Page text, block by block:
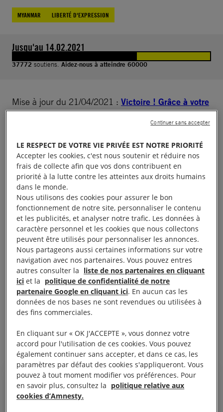
MYANMAR LIBERTÉ D'EXPRESSION
Jusqu'au 14.02.2021
37772 soutiens. Aidez-nous à atteindre 60000
Mise à jour du 21/04/2021 : Victoire ! Grâce à votre
Peacock Generation est un groupe de jeunes connu
pour ses représentations de thangyat, un art
traditionnel du Myanmar qui mêle poésie, comédie,
danse et musique pour aborder des questions
sociales. En 2019, Paing Phyo Min, 23 ans, et
d’autres membres du groupe ont joué des pièces où
ils critiquaient l’armée. Pour avoir librement exprimé
ses opinions par la poésie, Paing Phyo Min purge
actuellement une peine de six ans
d’emprisonnement dans une prison surpeuplée.
Cet art de la scène ne représente pas un danger
doit être garantie !
LE RESPECT DE VOTRE VIE PRIVÉE EST NOTRE PRIORITÉ
Accepter les cookies, c'est nous soutenir et réduire nos
frais de collecte afin que vos dons contribuent en
priorité à la lutte contre les atteintes aux droits humains
dans le monde.
Nous utilisons des cookies pour assurer le bon
fonctionnement de notre site, personnaliser le contenu
et les publicités, et analyser notre trafic. Les données à
caractère personnel et les cookies que nous collectons
peuvent être utilisés pour personnaliser les annonces.
Nous partageons aussi certaines informations sur votre
navigation avec nos partenaires. Vous pouvez entres
autres consulter la liste de nos partenaires en cliquant
ici et la politique de confidentialité de notre
partenaire Google en cliquant ici. En aucun cas les
données de nos bases ne sont revendues ou utilisées à
des fins commerciales.
En cliquant sur « OK J'ACCEPTE », vous donnez votre
accord pour l'utilisation de ces cookies. Vous pouvez
également continuer sans accepter, et dans ce cas, les
paramètres par défaut des cookies s'appliqueront. Vous
pouvez à tout moment modifier vos préférences. Pour
en savoir plus, consultez la politique relative aux
cookies d’Amnesty.
Continuer sans accepter